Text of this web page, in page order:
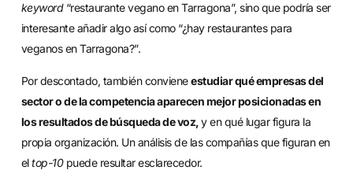
keyword“restaurante vegano en Tarragona”, sino que podría ser
interesante añadir algo así como “¿hay restaurantes para
veganos en Tarragona?”.
Por descontado, también convieneestudiar qué empresas del
sector o de la competencia aparecen mejor posicionadas en
los resultados de búsqueda de voz,y en qué lugar figura la
propia organización. Un análisis de las compañías que figuran en
eltop-10puede resultar esclarecedor.